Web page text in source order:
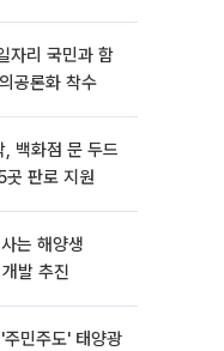
자리 국민과 함
공론화 착수
, 백화점 문 두드
판로 지원
는 해양생
발 추진
민주도' 태양광